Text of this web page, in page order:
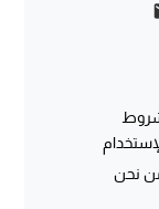
نحن